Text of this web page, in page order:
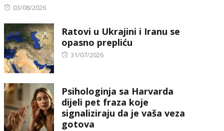
Posted
03/08/2026
Ratovi u Ukrajini i Iranu se
opasno prepliću
Posted
31/07/2026
Psihologinja sa Harvarda
dijeli pet fraza koje
signaliziraju da je vaša veza
gotova